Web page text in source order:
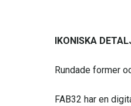
IKONISKA
Rundade former
FAB32 har en